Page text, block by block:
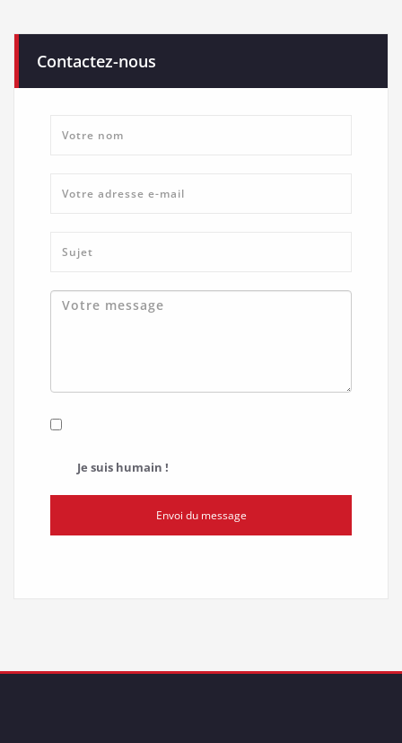
Contactez-nous
Je suis humain !
Envoi du message